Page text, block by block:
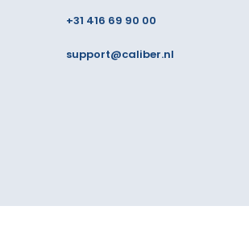
+31 416 69 90 00
support@caliber.nl